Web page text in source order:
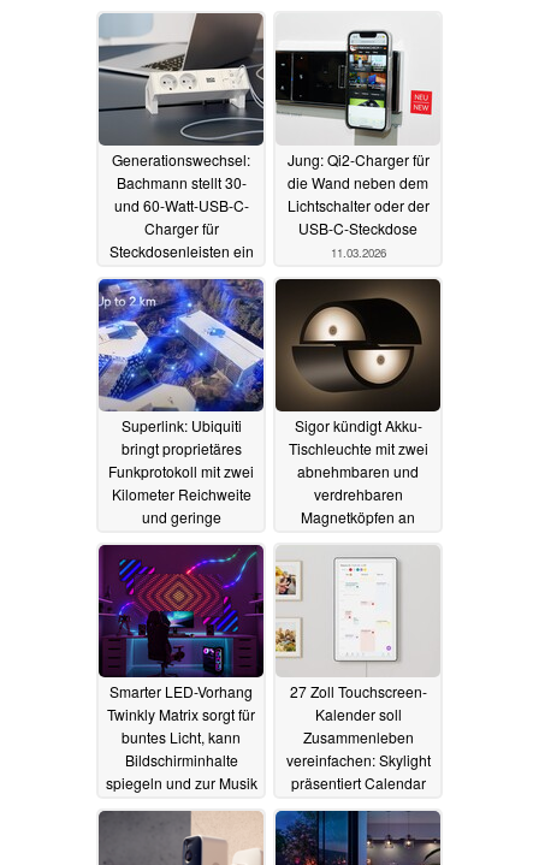
Generationswechsel:
Bachmann stellt 30-
und 60-Watt-USB-C-
Charger für
Steckdosenleisten ein
31.03.2026
Jung: Qi2-Charger für
die Wand neben dem
Lichtschalter oder der
USB-C-Steckdose
11.03.2026
Superlink: Ubiquiti
bringt proprietäres
Funkprotokoll mit zwei
Kilometer Reichweite
und geringe
Leistungsaufnahme
11.02.2025
Sigor kündigt Akku-
Tischleuchte mit zwei
abnehmbaren und
verdrehbaren
Magnetköpfen an
28.02.2024
Smarter LED-Vorhang
Twinkly Matrix sorgt für
buntes Licht, kann
Bildschirminhalte
spiegeln und zur Musik
"tanzen"03.02.2024
27 Zoll Touchscreen-
Kalender soll
Zusammenleben
vereinfachen: Skylight
präsentiert Calendar
Max30.01.2024